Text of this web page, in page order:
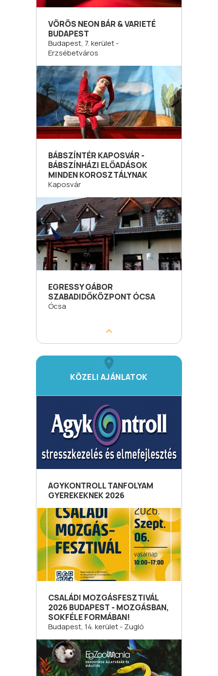
VÖRÖS NEON BÁR & VARIETÉ
BUDAPEST
Budapest, 7. kerület -
Erzsébetváros
BÁBSZÍNTÉR KAPOSVÁR -
BÁBSZÍNHÁZI ELŐADÁSOK
MINDEN KOROSZTÁLYNAK
Kaposvár
EGRESSY GÁBOR
SZABADIDŐKÖZPONT ÓCSA
Ócsa
KÖZELI AJÁNLATOK
AGYKONTROLL TANFOLYAM
GYEREKEKNEK 2026
CSALÁDI MOZGÁSFESZTIVÁL
2026 BUDAPEST - MOZGÁSBAN,
SOKFÉLE FORMÁBAN!
Budapest, 14. kerület - Zugló